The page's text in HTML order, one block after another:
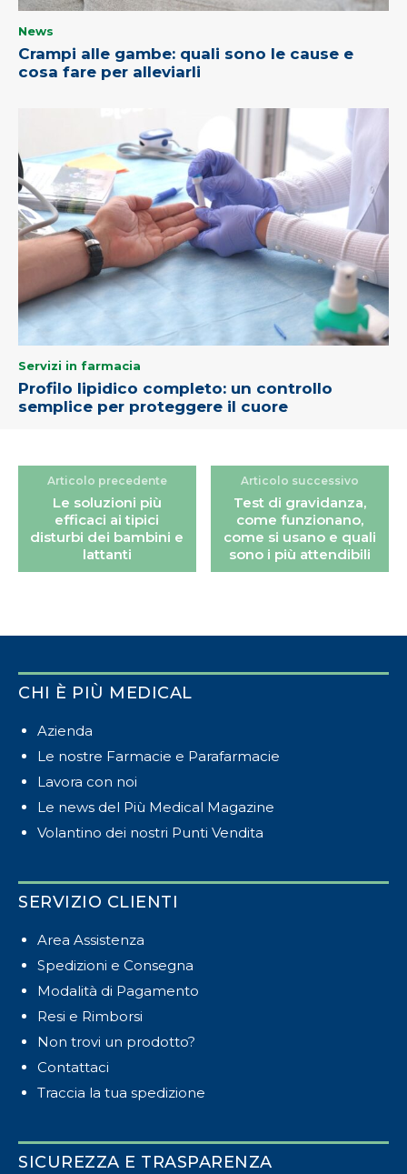
News
Crampi alle gambe: quali sono le cause e
cosa fare per alleviarli
Servizi in farmacia
Profilo lipidico completo: un controllo
semplice per proteggere il cuore
Articolo precedente
Le soluzioni più
efficaci ai tipici
disturbi dei bambini e
lattanti
Articolo successivo
Test di gravidanza,
come funzionano,
come si usano e quali
sono i più attendibili
CHI È PIÙ MEDICAL
Azienda
Le nostre Farmacie e Parafarmacie
Lavora con noi
Le news del Più Medical Magazine
Volantino dei nostri Punti Vendita
SERVIZIO CLIENTI
Area Assistenza
Spedizioni e Consegna
Modalità di Pagamento
Resi e Rimborsi
Non trovi un prodotto?
Contattaci
Traccia la tua spedizione
SICUREZZA E TRASPARENZA